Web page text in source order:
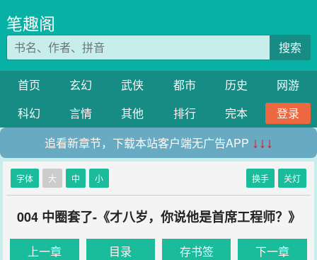
笔趣阁
搜索
首页 玄幻 武侠 都市 历史
网游
科幻
言情 其他 排行 完本
登录
追看新章节，下载本站客户端无广告APP ↓↓↓
字体 大 中 小 换手 关灯
004 中圈套了-《才八岁，你说他是首席工程师？》
上一章 目录 存书签 下一章